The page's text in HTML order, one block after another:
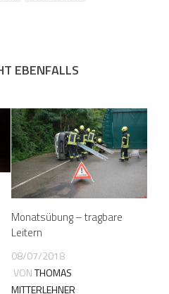
EBENFALLS
Monatsübung – tragbare
Leitern
08/07/2018
VONTHOMAS
MITTERLEHNER